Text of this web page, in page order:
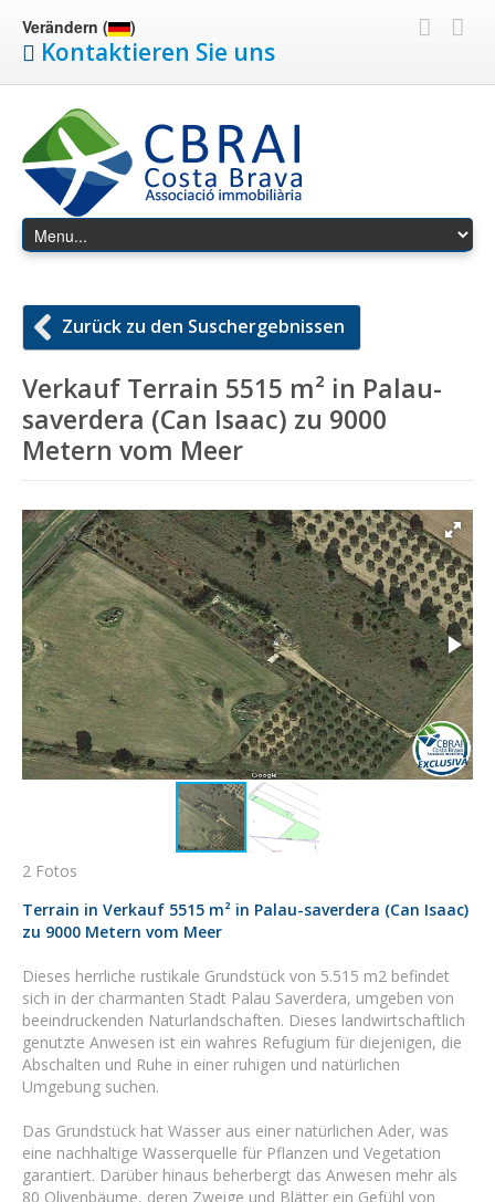
Verändern ( )
Kontaktieren Sie uns
Zurück zu den Suschergebnissen
Verkauf Terrain 5515 m² in Palau-
saverdera (Can Isaac) zu 9000
Metern vom Meer
2 Fotos
Terrain in Verkauf 5515 m² in Palau-saverdera (Can Isaac)
zu 9000 Metern vom Meer
Dieses herrliche rustikale Grundstück von 5.515 m2 befindet
sich in der charmanten Stadt Palau Saverdera, umgeben von
beeindruckenden Naturlandschaften. Dieses landwirtschaftlich
genutzte Anwesen ist ein wahres Refugium für diejenigen, die
Abschalten und Ruhe in einer ruhigen und natürlichen
Umgebung suchen.
Das Grundstück hat Wasser aus einer natürlichen Ader, was
eine nachhaltige Wasserquelle für Pflanzen und Vegetation
garantiert. Darüber hinaus beherbergt das Anwesen mehr als
80 Olivenbäume, deren Zweige und Blätter ein Gefühl von